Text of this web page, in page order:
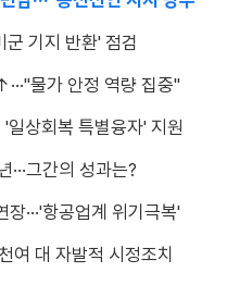
군 기지 반환' 점검
물가 안정 역량 집중"
'일상회복 특별융자' 지원
그간의 성과는?
···'항공업계 위기극복'
여 대 자발적 시정조치